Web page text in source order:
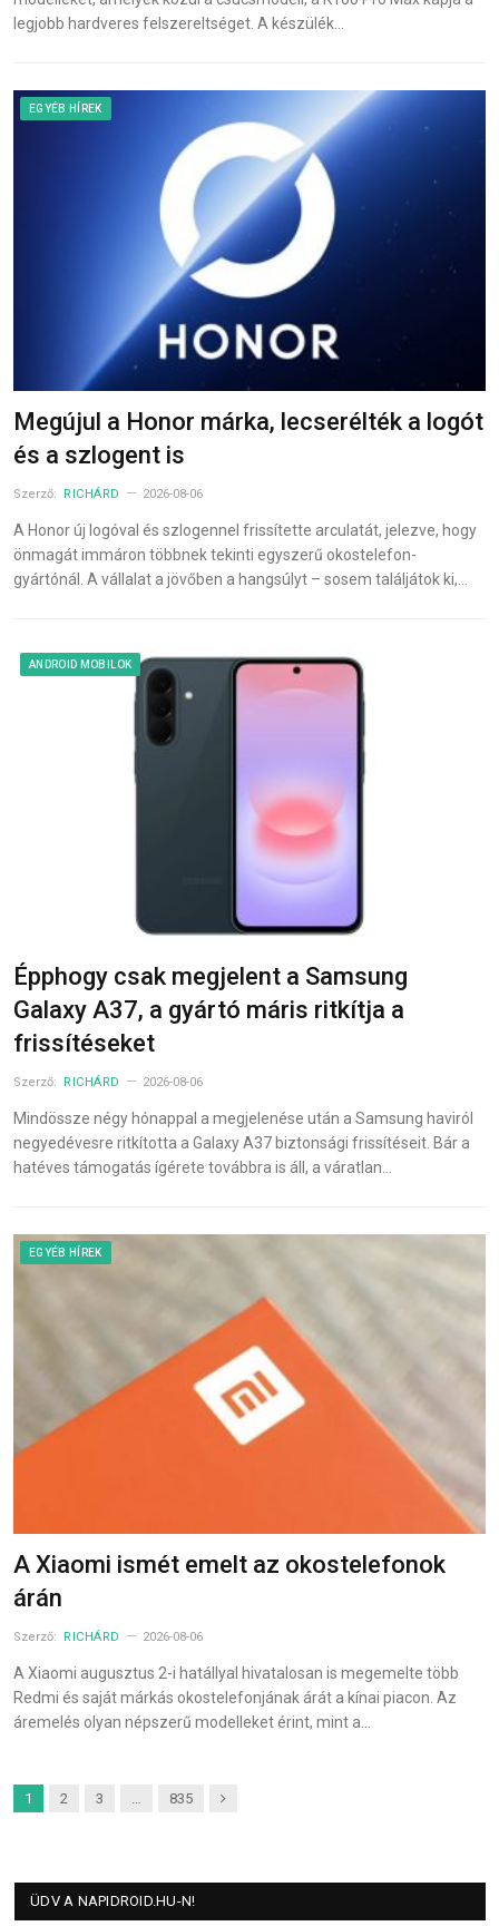
legjobb hardveres felszereltséget. A készülék…
EGYÉB HÍREK
Megújul a Honor márka, lecserélték a logót
és a szlogent is
Szerző: RICHÁRD 2026-08-06
A Honor új logóval és szlogennel frissítette arculatát, jelezve, hogy
önmagát immáron többnek tekinti egyszerű okostelefon-
gyártónál. A vállalat a jövőben a hangsúlyt – sosem találjátok ki,…
ANDROID MOBILOK
Épphogy csak megjelent a Samsung
Galaxy A37, a gyártó máris ritkítja a
frissítéseket
Szerző: RICHÁRD 2026-08-06
Mindössze négy hónappal a megjelenése után a Samsung haviról
negyedévesre ritkította a Galaxy A37 biztonsági frissítéseit. Bár a
hatéves támogatás ígérete továbbra is áll, a váratlan…
EGYÉB HÍREK
A Xiaomi ismét emelt az okostelefonok
árán
Szerző: RICHÁRD 2026-08-06
A Xiaomi augusztus 2-i hatállyal hivatalosan is megemelte több
Redmi és saját márkás okostelefonjának árát a kínai piacon. Az
áremelés olyan népszerű modelleket érint, mint a…
1 2 3 835 Next
ÜDV A NAPIDROID.HU-N!